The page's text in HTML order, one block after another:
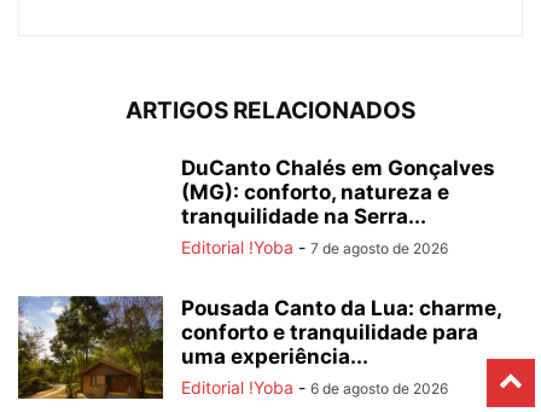
ARTIGOS RELACIONADOS
DuCanto Chalés em Gonçalves
(MG): conforto, natureza e
tranquilidade na Serra...
Editorial !Yoba - 7 de agosto de 2026
Pousada Canto da Lua: charme,
conforto e tranquilidade para
uma experiência...
Editorial !Yoba - 6 de agosto de 2026